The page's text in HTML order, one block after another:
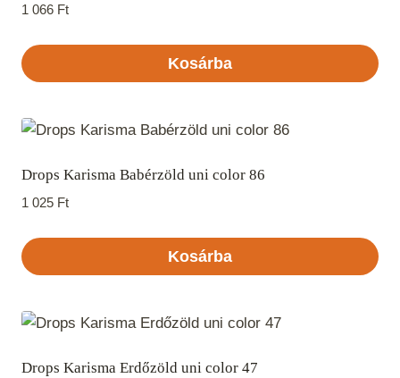
1 066 Ft
Kosárba
Drops Karisma Babérzöld uni color 86
1 025 Ft
Kosárba
Drops Karisma Erdőzöld uni color 47